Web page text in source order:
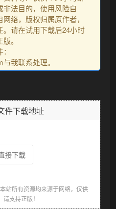
法目的，使用风险自
络，版权归属原作者，
请在试用下载后24小时
。
我联系处理。
件下载地址
接下载
站所有资源均来源于网络，仅供
支持正版！